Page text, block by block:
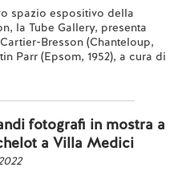
spazio espositivo della
la Tube Gallery, presenta
Bresson (Chanteloup,
Parr (Epsom, 1952), a cura di
fotografi in mostra a
a Villa Medici